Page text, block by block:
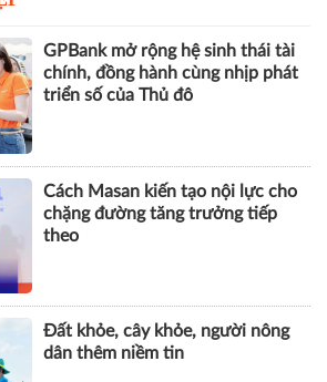
GPBank mở rộng hệ sinh thái tài
chính, đồng hành cùng nhịp phát
triển số của Thủ đô
Cách Masan kiến tạo nội lực cho
chặng đường tăng trưởng tiếp
theo
Đất khỏe, cây khỏe, người nông
dân thêm niềm tin